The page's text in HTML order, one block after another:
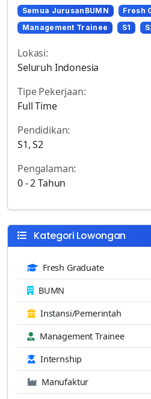
Semua JurusanBUMN
Fresh
Management Trainee
S1
Lokasi:
Seluruh Indonesia
Tipe Pekerjaan:
Full Time
Pendidikan:
S1, S2
Pengalaman:
0 - 2 Tahun
Kategori Lowongan
Fresh Graduate
BUMN
Instansi/Pemerintah
Management Trainee
Internship
Manufaktur